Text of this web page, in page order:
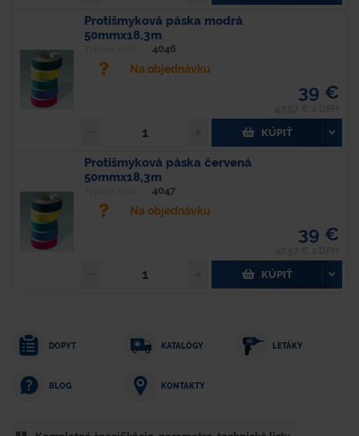
Protišmyková páska modrá
50mmx18,3m
4046
Na objednávku
39 €
KÚPIŤ
Protišmyková páska červená
50mmx18,3m
4047
Na objednávku
39 €
KÚPIŤ
DOPYT KATALÓGY LETÁKY
BLOG KONTAKTY